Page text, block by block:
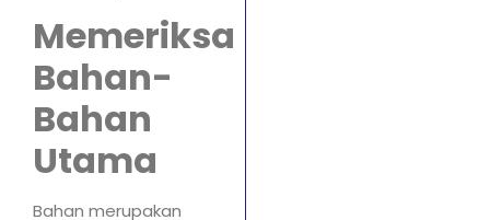
Memeriksa
Bahan-
Bahan
Utama
Bahan merupakan